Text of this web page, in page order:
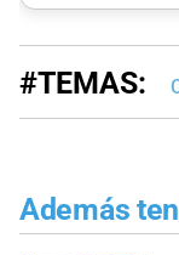
#TEMAS:
Además